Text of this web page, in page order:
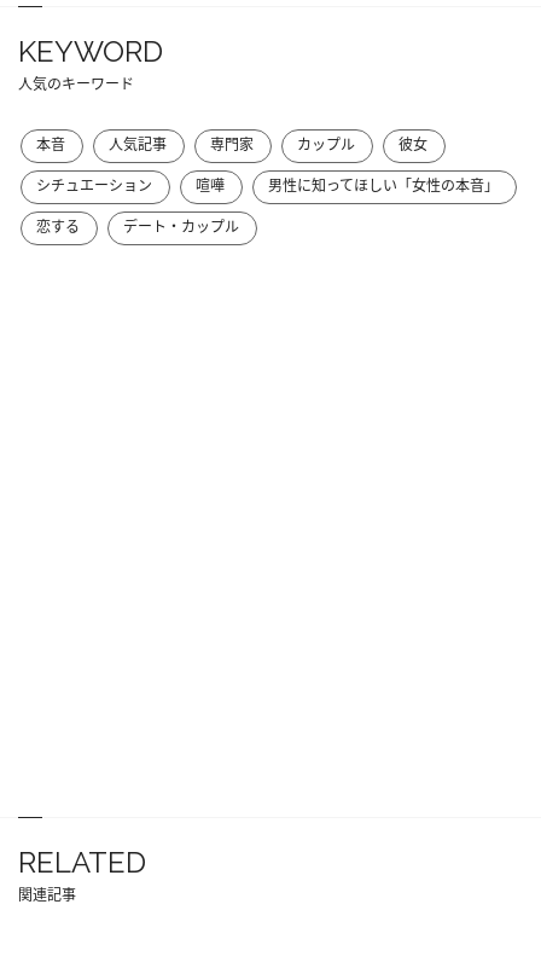
KEYWORD
人気のキーワード
本音 人気記事 専門家 カップル
彼女
シチュエーション
喧嘩
男性に知ってほしい「女性の本音」
恋する
デート・カップル
RELATED
関連記事